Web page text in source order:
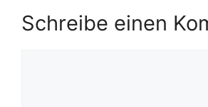
Schreibe einen